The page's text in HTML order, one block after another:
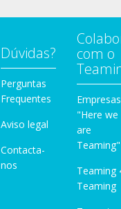
Dúvidas?
Perguntas
Frequentes
Aviso legal
Contacta-
nos
com o
Empresas
"Here we
are
Teaming"
Teaming
Teaming